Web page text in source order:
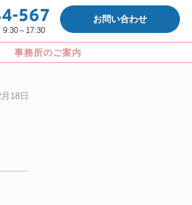
9:30～17:30
お問い合わせ
事務所のご案内
18日